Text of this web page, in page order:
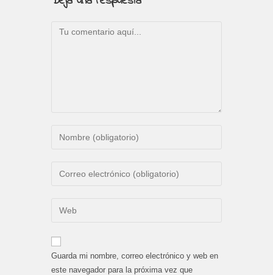
Comentario
de
para
comentar
de
electrónico
para
URL
de
Guarda mi nombre, correo electrónico y web en
este navegador para la próxima vez que